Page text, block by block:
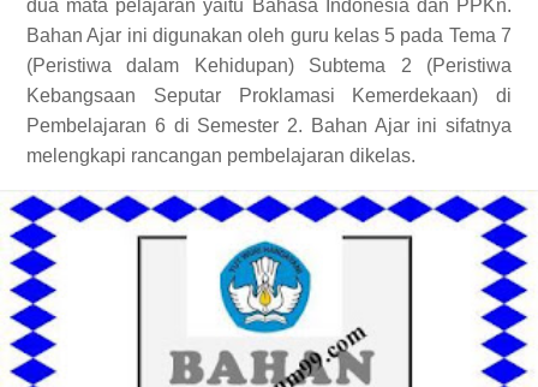
dua mata pelajaran yaitu Bahasa Indonesia dan PPKn.
Bahan Ajar ini digunakan oleh guru kelas 5 pada Tema 7
(Peristiwa dalam Kehidupan) Subtema 2 (Peristiwa
Kebangsaan Seputar Proklamasi Kemerdekaan) di
Pembelajaran 6 di Semester 2. Bahan Ajar ini sifatnya
melengkapi rancangan pembelajaran dikelas.